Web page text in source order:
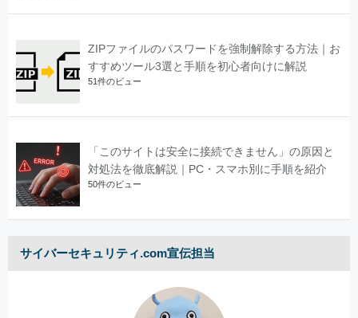
ZIPファイルのパスワードを強制解除する方法｜お
すすめツール3選と手順を初心者向けに解説
51件のビュー
「このサイトは安全に接続できません」の原因と
対処法を徹底解説｜PC・スマホ別に手順を紹介
50件のビュー
サイバーセキュリティ.com宣伝担当